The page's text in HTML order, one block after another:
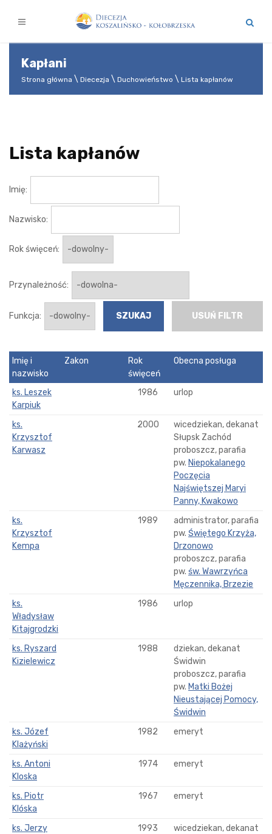
Kapłani
Strona główna Diecezja Duchowieństwo Lista kapłanów
Lista kapłanów
Imię:
Nazwisko:
Rok święceń:
Przynależność:
Funkcja: USUŃ FILTR
Imię i
nazwisko
Zakon
Rok
święceń
Obecna posługa
ks. Leszek
Karpiuk
1986 urlop
ks.
Krzysztof
Karwasz
2000
wicedziekan, dekanat
Słupsk Zachód
proboszcz, parafia
pw. Niepokalanego
Poczęcia
Najświętszej Maryi
Panny, Kwakowo
ks.
Krzysztof
Kempa
1989
administrator, parafia
pw. Świętego Krzyża,
Drzonowo
proboszcz, parafia
pw. św. Wawrzyńca
Męczennika, Brzezie
ks.
Władysław
Kitajgrodzki
1986 urlop
ks. Ryszard
Kizielewicz
1988
dziekan, dekanat
Świdwin
proboszcz, parafia
pw. Matki Bożej
Nieustającej Pomocy,
Świdwin
ks. Józef
Klażyński
1982 emeryt
ks. Antoni
Kloska
1974 emeryt
ks. Piotr
Klóska
1967 emeryt
ks. Jerzy
1993
wicedziekan, dekanat